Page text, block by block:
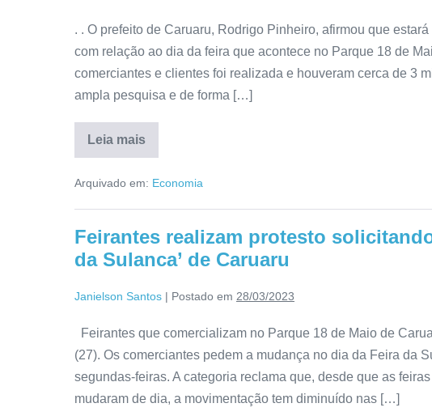
. . O prefeito de Caruaru, Rodrigo Pinheiro, afirmou que
com relação ao dia da feira que acontece no Parque 18 de
comerciantes e clientes foi realizada e houveram cerca de 3
ampla pesquisa e de forma […]
Leia mais
Arquivado em: Economia
Feirantes realizam protesto
da Sulanca’ de Caruaru
Janielson Santos | Postado em 28/03/2023
Feirantes que comercializam no Parque 18 de Maio de
(27). Os comerciantes pedem a mudança no dia da Feira da
segundas-feiras. A categoria reclama que, desde que as
mudaram de dia, a movimentação tem diminuído nas […]